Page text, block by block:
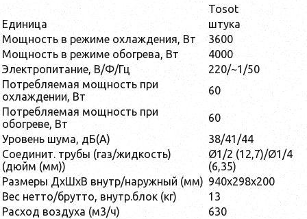
Tosot
Единица
штука
Мощность в режиме охлаждения, Вт
3600
Мощность в режиме обогрева, Вт
4000
Электропитание, В/Ф/Гц
220/~1/50
Потребляемая мощность при
охлаждении, Вт
60
Потребляемая мощность при
обогреве, Вт
60
Уровень шума, дБ(А)
38/41/44
Соединит. трубы (газ/жидкость)
(дюйм (мм))
Ø1/2 (12,7)/Ø1/4
(6,35)
Размеры ДхШхВ внутр/наружный (мм) 940х298х200
Вес нетто/брутто, внутр.блок (кг)
13
Расход воздуха (м3/ч)
630